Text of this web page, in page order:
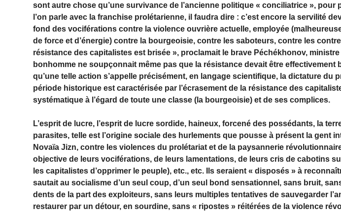
sont autre chose qu’une survivance de l’ancienne politique « conciliatrice », pour
l’on parle avec la franchise prolétarienne, il faudra dire : c’est encore la servilité
fond des vociférations contre la violence ouvrière actuelle, employée
de force et d’énergie) contre la bourgeoisie, contre les saboteurs, contre les
résistance des capitalistes est brisée », proclamait le brave Péchékhonov,
bonhomme ne soupçonnait même pas que la résistance devait être effectivement
qu’une telle action s’appelle précisément, en langage scientifique, la dictature du
période historique est caractérisée par l’écrasement de la résistance des
systématique à l’égard de toute une classe (la bourgeoisie) et de ses complices.
L’esprit de lucre, l’esprit de lucre sordide, haineux, forcené des possédants, la
parasites, telle est l’origine sociale des hurlements que pousse à présent la gent
Novaïa Jizn, contre les violences du prolétariat et de la paysannerie
objective de leurs vociférations, de leurs lamentations, de leurs cris de cabotins
les capitalistes d’opprimer le peuple), etc., etc. Ils seraient « disposés » à
sautait au socialisme d’un seul coup, d’un seul bond sensationnel, sans bruit,
dents de la part des exploiteurs, sans leurs multiples tentatives de sauvegarder
restaurer par un détour, en sourdine, sans « ripostes » réitérées de la violence